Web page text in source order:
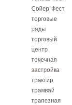
Сойер-Фест
торговые
ряды
торговый
центр
точечная
застройка
трактир
трамвай
трапезная